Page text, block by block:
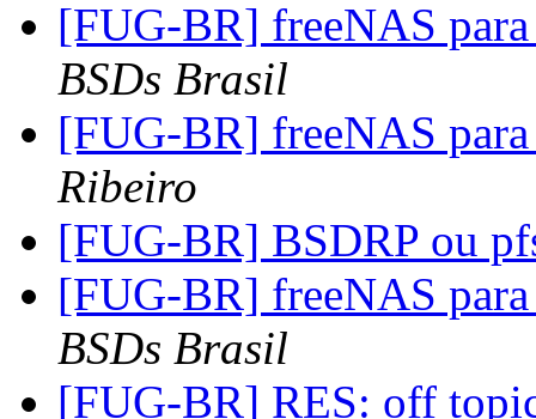
[FUG-BR] freeNAS
BSDs Brasil
[FUG-BR] freeNAS
Ribeiro
[FUG-BR] BSDRP ou
[FUG-BR] freeNAS
BSDs Brasil
[FUG-BR] RES: off